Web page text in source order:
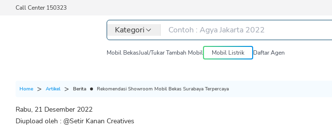
Call Center 150323
Kategori
Mobil BekasJual/Tukar Tambah Mobil Mobil Listrik Daftar Agen
Home Artikel Berita Rekomendasi Showroom Mobil Bekas Surabaya Terpercaya
Rabu, 21 Desember 2022
Diupload oleh : @Setir Kanan Creatives